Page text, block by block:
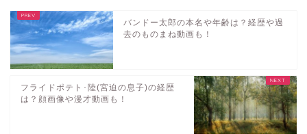
バンドー太郎の本名や年齢は？経歴や過
去のものまね動画も！
フライドポテト･陸(宮迫の息子)の経歴
は？顔画像や漫才動画も！